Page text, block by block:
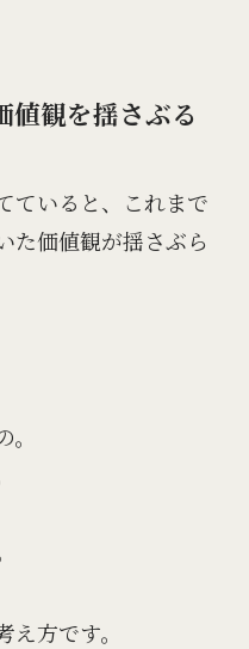
値観を揺さぶる
ていると、これまで
た価値観が揺さぶら
方です。